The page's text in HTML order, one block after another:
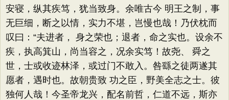
安寝，纵其疾笃，犹当致身。余唯古今 明王之制，事
无巨细，断之以情，实力不堪，岂慢也哉！乃伏枕而
叹曰：“夫进者， 身之荣也；退者，命之实也。设余不
疾，执高箕山，尚当容之，况余实笃！故尧、 舜之
世，士或收迹林泽，或过门不敢入。咎繇之徒两遂其
愿者，遇时也。故朝贵致 功之臣，野美全志之士。彼
独何人哉！今圣帝龙兴，配名前哲，仁道不远，斯亦